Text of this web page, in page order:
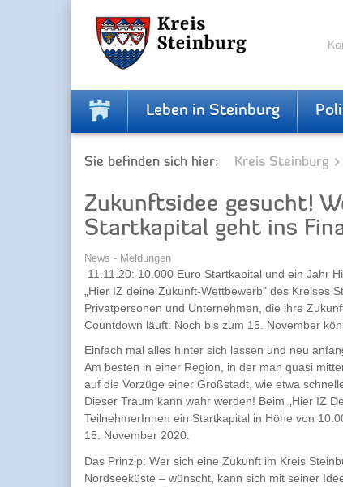
Leben in Steinburg
Sie befinden sich hier: Kreis Steinburg
Zukunftsidee gesucht!
Startkapital geht ins
News - Meldungen
11.11.20: 10.000 Euro Startkapital und ein Jahr
„Hier IZ deine Zukunft-Wettbewerb" des Kreises
Privatpersonen und Unternehmen, die ihre
Countdown läuft: Noch bis zum 15. November
Einfach mal alles hinter sich lassen und neu
Am besten in einer Region, in der man quasi
auf die Vorzüge einer Großstadt, wie etwa
Dieser Traum kann wahr werden! Beim „Hier IZ
TeilnehmerInnen ein Startkapital in Höhe von
15. November 2020.
Das Prinzip: Wer sich eine Zukunft im Kreis
Nordseeküste – wünscht, kann sich mit seiner